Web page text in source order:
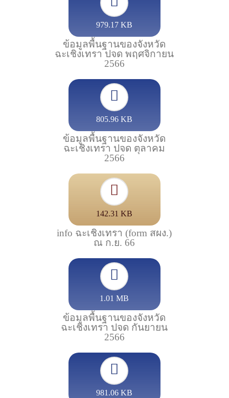
979.17 KB
ข้อมูลพื้นฐานของจังหวัด
ฉะเชิงเทรา ปจด พฤศจิกายน
2566
805.96 KB
ข้อมูลพื้นฐานของจังหวัด
ฉะเชิงเทรา ปจด ตุลาคม
2566
142.31 KB
info ฉะเชิงเทรา (form สผง.)
ณ ก.ย. 66
1.01 MB
ข้อมูลพื้นฐานของจังหวัด
ฉะเชิงเทรา ปจด กันยายน
2566
981.06 KB